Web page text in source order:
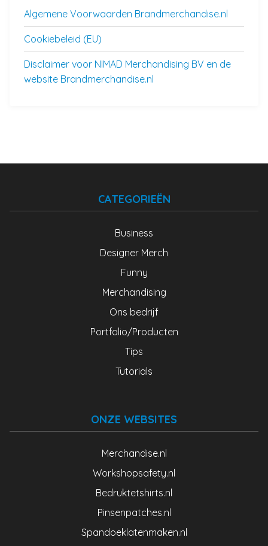
Algemene Voorwaarden Brandmerchandise.nl
Cookiebeleid (EU)
Disclaimer voor NIMAD Merchandising BV en de
website Brandmerchandise.nl
CATEGORIEËN
Business
Designer Merch
Funny
Merchandising
Ons bedrijf
Portfolio/Producten
Tips
Tutorials
ONZE WEBSITES
Merchandise.nl
Workshopsafety.nl
Bedruktetshirts.nl
Pinsenpatches.nl
Spandoeklatenmaken.nl